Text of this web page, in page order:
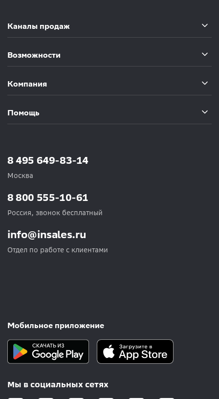
Каналы продаж
Возможности
Компания
Помощь
8 495 649-83-14
Москва
info@insales.ru
Отдел по работе с клиентами
8 800 555-10-61
Россия, звонок бесплатный
Мобильное приложение
Мы в социальных сетях